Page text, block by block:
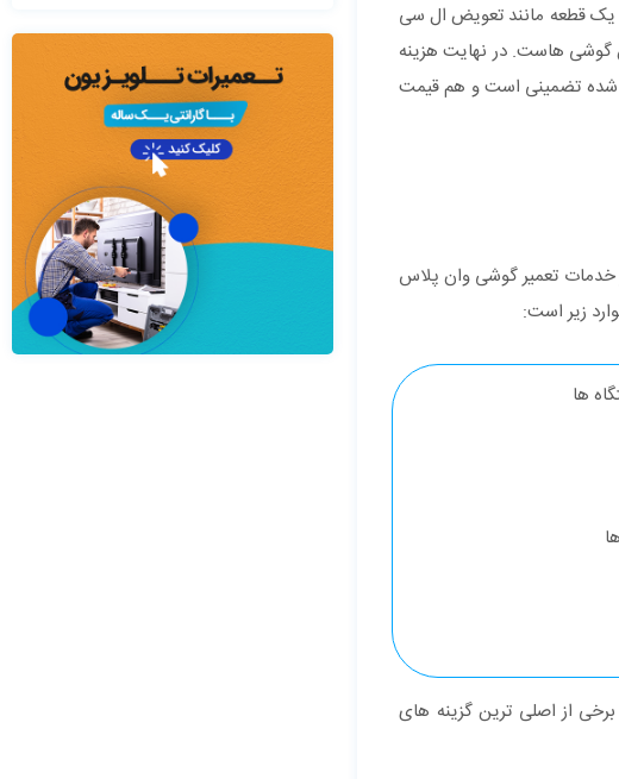
یک قطعه مانند تعویض ال سی
گوشی هاست. در نهایت هزینه
شده تضمینی است و هم قیمت
خدمات تعمیر گوشی وان پلاس
زیر است:
ها
از اصلی ترین گزینه های